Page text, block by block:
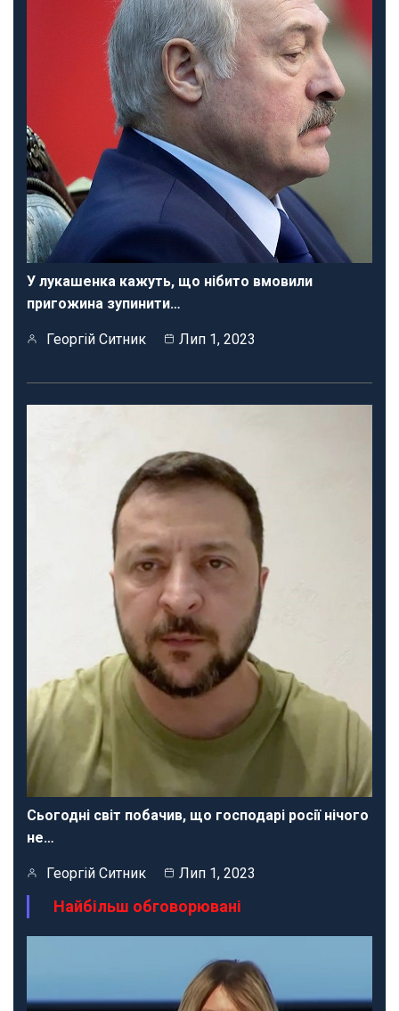
У лукашенка кажуть, що нібито вмовили
пригожина зупинити…
Георгій Ситник Лип 1, 2023
Сьогодні світ побачив, що господарі росії нічого
не…
Георгій Ситник Лип 1, 2023
Найбільш обговорювані